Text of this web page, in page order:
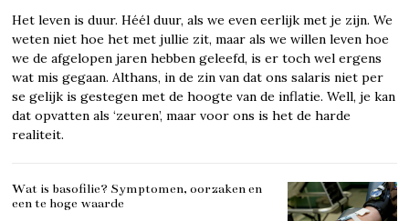
Het leven is duur. Héél duur, als we even eerlijk met je zijn. We
weten niet hoe het met jullie zit, maar als we willen leven hoe
we de afgelopen jaren hebben geleefd, is er toch wel ergens
wat mis gegaan. Althans, in de zin van dat ons salaris niet per
se gelijk is gestegen met de hoogte van de inflatie. Well, je kan
dat opvatten als ‘zeuren’, maar voor ons is het de harde
realiteit.
Wat is basofilie? Symptomen, oorzaken en
een te hoge waarde